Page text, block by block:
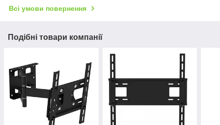
Всі умови повернення
Подібні товари компанії